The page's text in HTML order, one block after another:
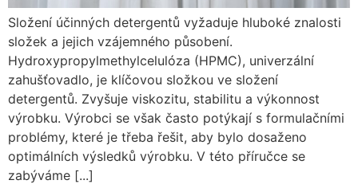
Složení účinných detergentů vyžaduje hluboké znalosti
složek a jejich vzájemného působení.
Hydroxypropylmethylcelulóza (HPMC), univerzální
zahušťovadlo, je klíčovou složkou ve složení
detergentů. Zvyšuje viskozitu, stabilitu a výkonnost
výrobku. Výrobci se však často potýkají s formulačními
problémy, které je třeba řešit, aby bylo dosaženo
optimálních výsledků výrobku. V této příručce se
zabýváme [...]